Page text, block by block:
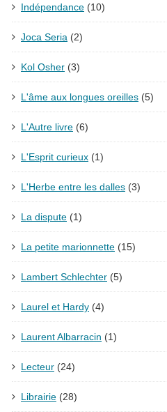
Indépendance (10)
Joca Seria (2)
Kol Osher (3)
L'âme aux longues oreilles (5)
L'Autre livre (6)
L'Esprit curieux (1)
L'Herbe entre les dalles (3)
La dispute (1)
La petite marionnette (15)
Lambert Schlechter (5)
Laurel et Hardy (4)
Laurent Albarracin (1)
Lecteur (24)
Librairie (28)